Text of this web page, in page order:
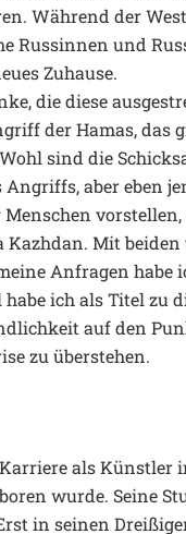
Während der
Russinnen und
Zuhause.
die diese
der Hamas, das
sind die
aber eben
Mit
Anfragen habe
ich als Titel zu
auf den
zu überstehen.
als
wurde. Seine
in seinen